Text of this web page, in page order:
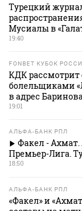
Турецкий
Мусиалы в
19:40
FONBET КУБОК
КДК
болельщиками
в адрес
19:01
АЛЬФА-БАНК РПЛ
Факел -
Премьер-Лига.
18:50
АЛЬФА-БАНК РПЛ
«Факел» и